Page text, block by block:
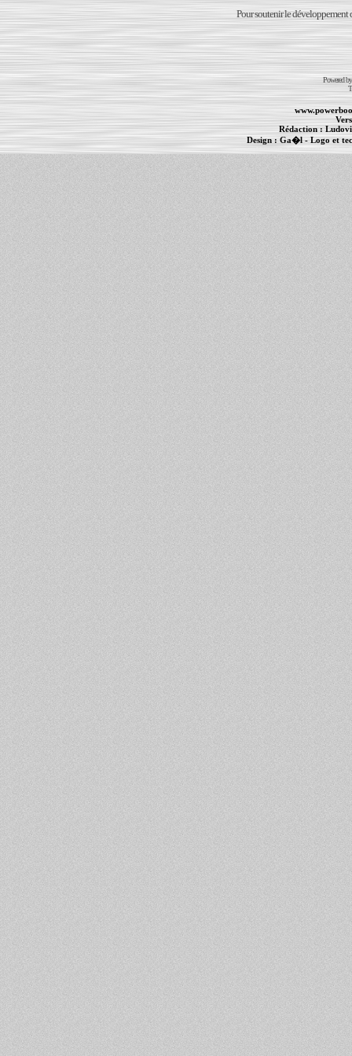
Pour soutenir le développement
Powered
Rédaction :
Design :Ga�l- Logo et
PowerBook